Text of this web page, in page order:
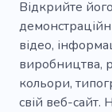
Відкрийте
відео,
виробництва,
кольори,
свій веб-сайт.